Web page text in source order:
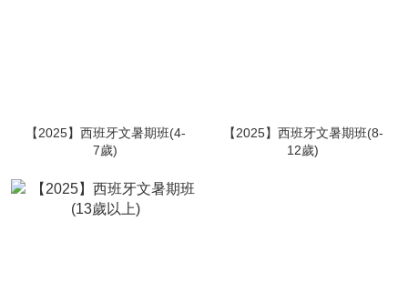
【2025】西班牙文暑期班(4-
7歲)
【2025】西班牙文暑期班(8-
12歲)